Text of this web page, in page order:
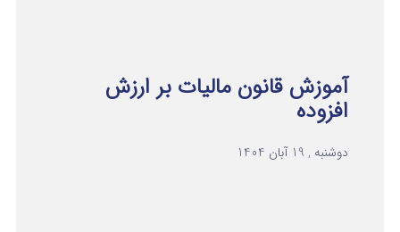
آموزش قانون مالیات بر ارزش
افزوده
دوشنبه , 19 آبان 1404